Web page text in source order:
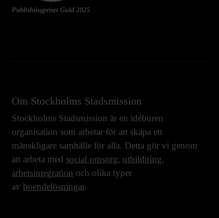
Publishingpriset Guld 2025
Om Stockholms Stadsmission
Stockholms Stadsmission är en idéburen
organisation som arbetar för att skapa ett
mänskligare samhälle för alla. Detta gör vi genom
att arbeta med social omsorg, utbildning,
arbetsintegration och olika typer
av boendelösningar.